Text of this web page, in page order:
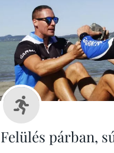
Felülés párban,